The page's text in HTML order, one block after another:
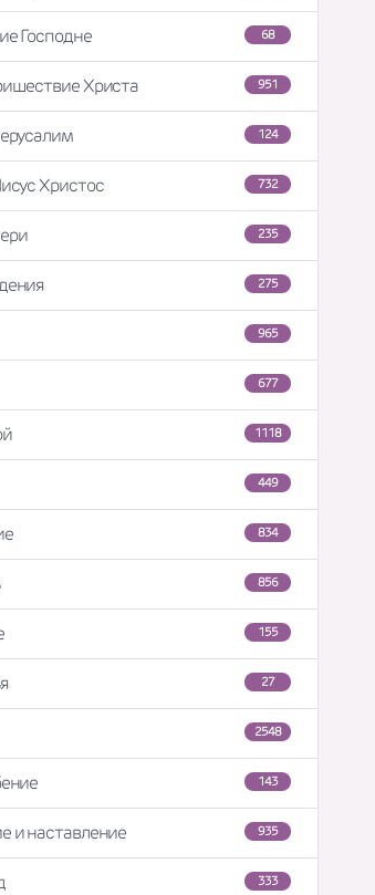
68
Господне
951
Христа
124
732
Христос
235
275
965
677
1118
449
834
856
155
27
2548
143
935
и наставление
333